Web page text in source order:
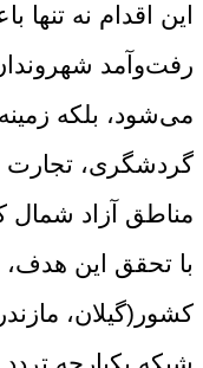
این اقدام نه تنها
رفت‌وآمد
می‌شود، بلکه
گردشگری، تجارت
مناطق آزاد شمال
با تحقق این
کشور(گیلان،